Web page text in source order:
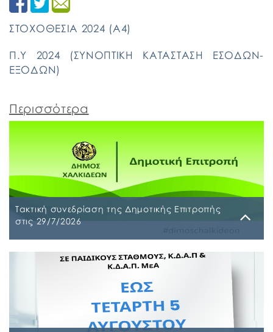
ΣΤΟΧΟΘΕΣΙΑ 2024 (Α4)
Π.Υ 2024 (ΣΥΝΟΠΤΙΚΗ ΚΑΤΑΣΤΑΣΗ ΕΣΟΔΩΝ-
ΕΞΟΔΩΝ)
Περισσότερα
Τακτική συνεδρίαση της Δημοτικής Επιτροπής
στις 29/7/2026
Τακτική συνεδρίαση της Δημοτικής Επιτροπής θα
διεξαχθεί στο Δημοτικό Κατάστημα επί των οδών
Ληλαντίων και Μεγασθένους 34, την Τετάρτη 29
Ιουλίου 2026 και ώρα 10:00 π.μ., για συζήτηση και
λήψη απόφασης στα παρακάτω θέματα της